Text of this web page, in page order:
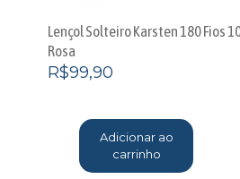
Lençol Solteiro Karsten 180 Fios
Rosa
R$99,90
Adicionar ao
carrinho